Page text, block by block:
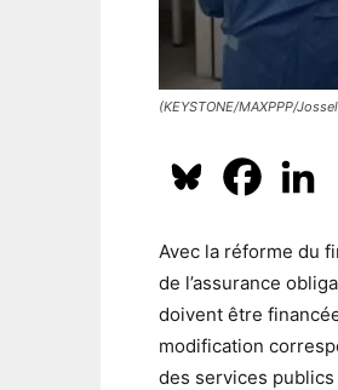
(KEYSTONE/MAXPPP/
Avec la réforme du
de l’assurance
doivent être
modification
des services